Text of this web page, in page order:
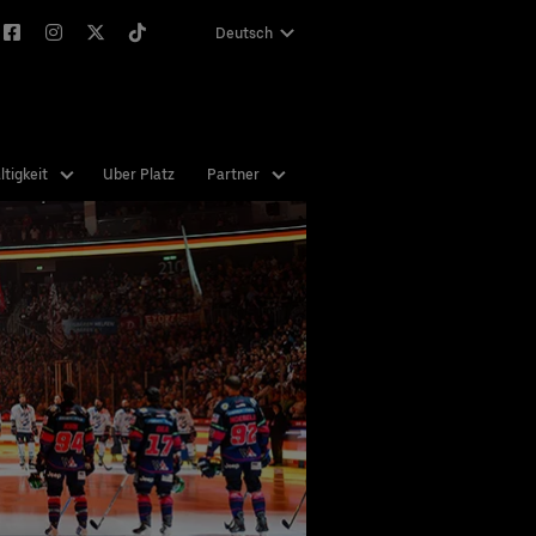
Uber Platz Partner
Deutsch
Sie